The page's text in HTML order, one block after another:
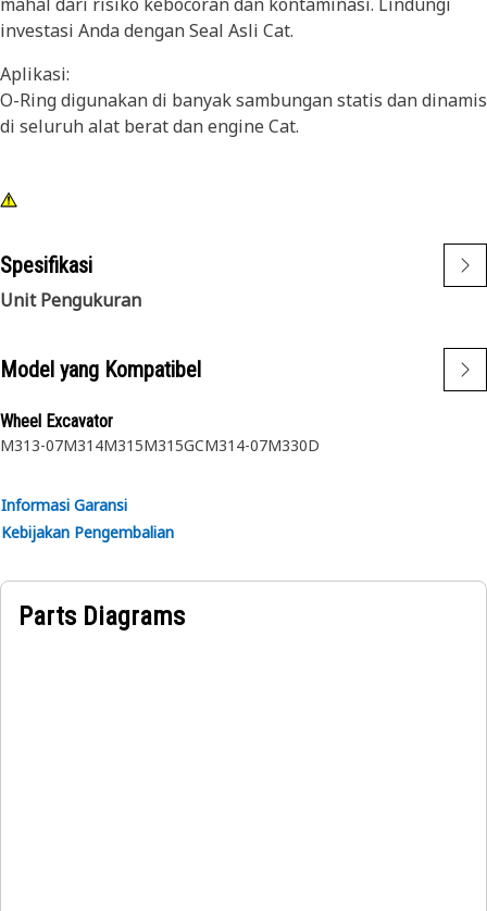
investasi Anda dengan Seal Asli Cat.
Aplikasi:
O-Ring digunakan di banyak sambungan statis dan dinamis
di seluruh alat berat dan engine Cat.
Spesifikasi
Unit Pengukuran
Model yang Kompatibel
Wheel Excavator
M313-07M314M315M315GCM314-07M330D
Informasi Garansi
Kebijakan Pengembalian
Parts Diagrams